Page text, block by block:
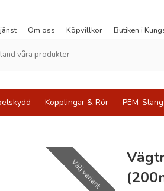
Om oss Köpvillkor Butiken i
Kopplingar & Rör PEM-
Välj variant